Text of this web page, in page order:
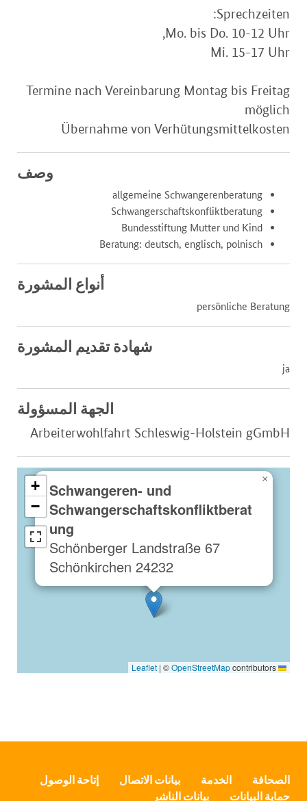
Sprechzeiten:
Mo. bis Do. 10-12 Uhr,
Mi. 15-17 Uhr
Termine nach Vereinbarung Montag bis Freitag
möglich
Übernahme von Verhütungsmittelkosten
وصف
allgemeine Schwangerenberatung
Schwangerschaftskonfliktberatung
Bundesstiftung Mutter und Kind
Beratung: deutsch, englisch, polnisch
أنواع المشورة
persönliche Beratung
شهادة تقديم المشورة
ja
الجهة المسؤولة
Arbeiterwohlfahrt Schleswig-Holstein gGmbH
Schwangeren- und
Schwangerschaftskonfliktberat
ung
Schönberger Landstraße 67
24232 Schönkirchen
×
+
−
| ©OpenStreetMapcontributors
الصحافة الخدمة بيانات الاتصال
إتاحة الوصول
حماية البيانات
بيانات الناشر